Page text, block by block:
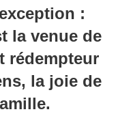
:
la venue de
rédempteur
la joie de